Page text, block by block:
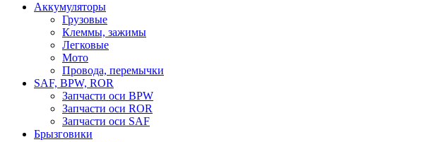
Аккумуляторы
Грузовые
Клеммы, зажимы
Легковые
Мото
Провода, перемычки
SAF, BPW, ROR
Запчасти оси BPW
Запчасти оси ROR
Запчасти оси SAF
Брызговики